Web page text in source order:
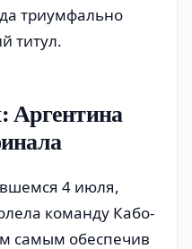
триумфально
титул.
Аргентина
4 июля,
команду Кабо-
самым обеспечив